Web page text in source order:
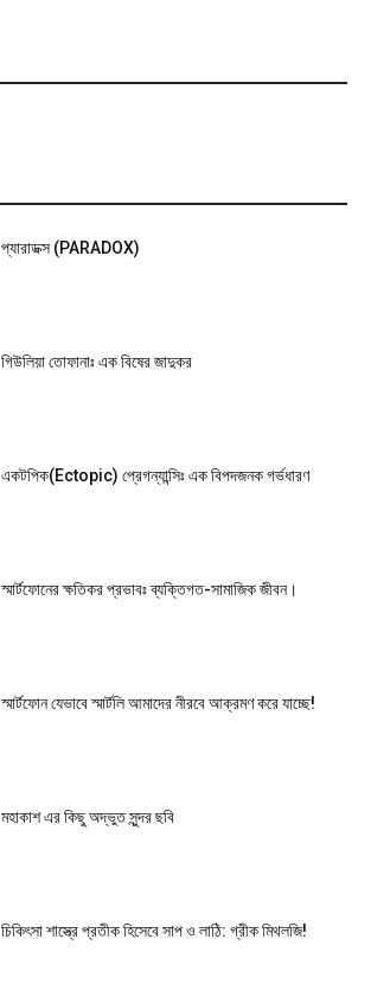
প্যারাডক্স (PARADOX)
গিউলিয়া তোফানাঃ এক বিষের জাদুকর
একটপিক(Ectopic) প্রেগন্যান্সিঃ এক বিপদজনক গর্ভধারণ
স্মার্টফোনের ক্ষতিকর প্রভাবঃ ব্যক্তিগত-সামাজিক জীবন।
স্মার্টফোন যেভাবে স্মার্টলি আমাদের নীরবে আক্রমণ করে যাচ্ছে!
মহাকাশ এর কিছু অদ্ভুত সুন্দর ছবি
চিকিৎসা শাস্ত্রে প্রতীক হিসেবে সাপ ও লাঠি: গ্রীক মিথলজি!